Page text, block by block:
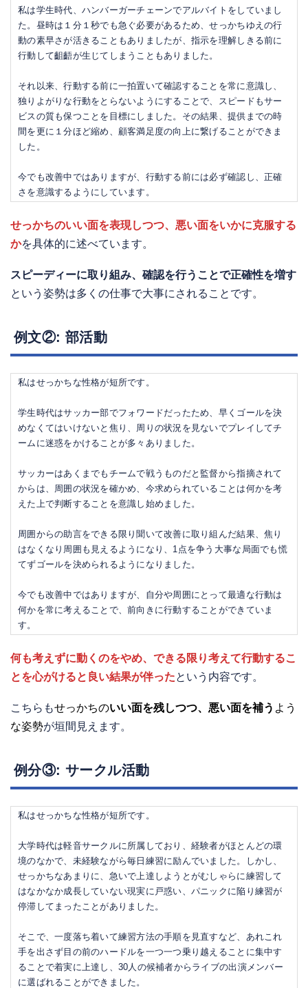
私は学生時代、ハンバーガーチェーンでアルバイトをしていまし
た。昼時は１分１秒でも急ぐ必要があるため、せっかちゆえの行
動の素早さが活きることもありましたが、指示を理解しきる前に
行動して齟齬が生じてしまうこともありました。
それ以来、行動する前に一拍置いて確認することを常に意識し、
独りよがりな行動をとらないようにすることで、スピードもサー
ビスの質も保つことを目標にしました。その結果、提供までの時
間を更に１分ほど縮め、顧客満足度の向上に繋げることができま
した。
今でも改善中ではありますが、行動する前には必ず確認し、正確
さを意識するようにしています。
せっかちのいい面を表現しつつ、悪い面をいかに克服する
かを具体的に述べています。
スピーディーに取り組み、確認を行うことで正確性を増す
という姿勢は多くの仕事で大事にされることです。
例文②: 部活動
私はせっかちな性格が短所です。
学生時代はサッカー部でフォワードだったため、早くゴールを決
めなくてはいけないと焦り、周りの状況を見ないでプレイしてチ
ームに迷惑をかけることが多々ありました。
サッカーはあくまでもチームで戦うものだと監督から指摘されて
からは、周囲の状況を確かめ、今求められていることは何かを考
えた上で判断することを意識し始めました。
周囲からの助言をできる限り聞いて改善に取り組んだ結果、焦り
はなくなり周囲も見えるようになり、1点を争う大事な局面でも慌
てずゴールを決められるようになりました。
今でも改善中ではありますが、自分や周囲にとって最適な行動は
何かを常に考えることで、前向きに行動することができていま
す。
何も考えずに動くのをやめ、できる限り考えて行動するこ
とを心がけると良い結果が伴ったという内容です。
こちらもせっかちのいい面を残しつつ、悪い面を補う よう
な姿勢が垣間見えます。
例分③: サークル活動
私はせっかちな性格が短所です。
大学時代は軽音サークルに所属しており、経験者がほとんどの環
境のなかで、未経験ながら毎日練習に励んでいました。しかし、
せっかちなあまりに、急いで上達しようとがむしゃらに練習して
はなかなか成長していない現実に戸惑い、パニックに陥り練習が
停滞してまったことがありました。
そこで、一度落ち着いて練習方法の手順を見直すなど、あれこれ
手を出さず目の前のハードルを一つ一つ乗り越えることに集中す
ることで着実に上達し、30人の候補者からライブの出演メンバー
に選ばれることができました。